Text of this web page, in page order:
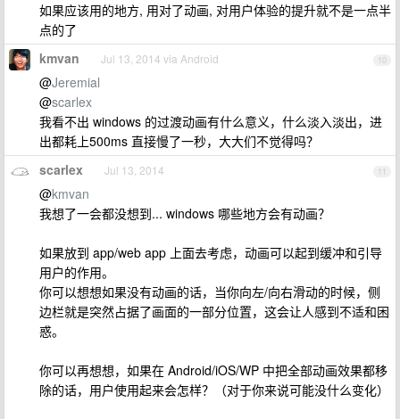
如果应该用的地方, 用对了动画, 对用户体验的提升就不是一点半
点的了
10
kmvan Jul 13, 2014 via Android
@Jeremial
@scarlex
我看不出 windows 的过渡动画有什么意义，什么淡入淡出，进
出都耗上500ms 直接慢了一秒，大大们不觉得吗？
11
scarlex Jul 13, 2014
@kmvan
我想了一会都没想到... windows 哪些地方会有动画？
如果放到 app/web app 上面去考虑，动画可以起到缓冲和引导
用户的作用。
你可以想想如果没有动画的话，当你向左/向右滑动的时候，侧
边栏就是突然占据了画面的一部分位置，这会让人感到不适和困
惑。
你可以再想想，如果在 Android/iOS/WP 中把全部动画效果都移
除的话，用户使用起来会怎样？（对于你来说可能没什么变化）